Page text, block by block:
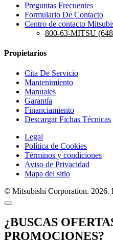
Preguntas Frecuentes
Formulario De Contacto
Centro de contacto
800-63-MITSU
Propietarios
Cita De Servicio
Mantenimiento
Manuales
Garantía
Financiamiento
Descargar Fichas Técnicas
Legal
Política de Cookies
Términos y condiciones
Aviso de Privacidad
Mapa del sitio
© Mitsubishi Corporation. 2026.
¿BUSCAS
PROMOCIONES?